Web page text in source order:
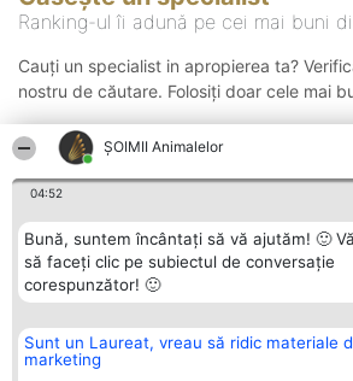
ŞOIMII Animalelor
04:52
Bună, suntem încântați să vă ajutăm! 🙂
să faceți clic pe subiectul de conversație
corespunzător! 🙂
Sunt un Laureat, vreau să ridic materiale
marketing
Ranking-ul îi adună pe cei mai buni
Cauți un specialist in apropierea ta?
nostru de căutare. Folosiți doar cele mai
Organizator Ranking
BRIGHT SOLUTIONS BR SRL
Plebiscyt